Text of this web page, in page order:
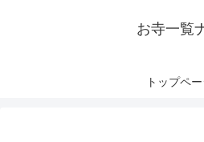
お寺一覧
トップペ